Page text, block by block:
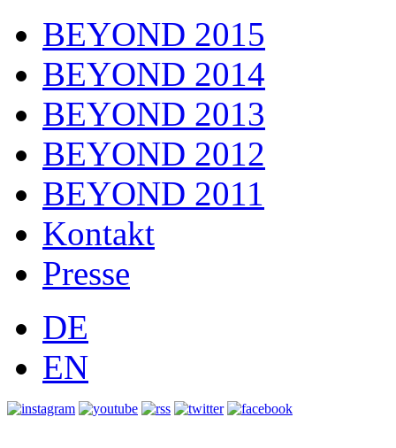
BEYOND 2015
BEYOND 2014
BEYOND 2013
BEYOND 2012
BEYOND 2011
Kontakt
Presse
DE
EN